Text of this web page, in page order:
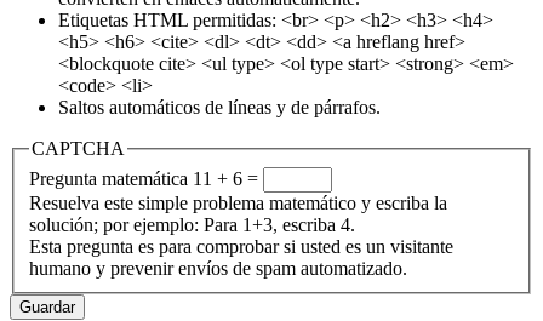
Etiquetas HTML permitidas: <br> <p> <h2> <h3> <h4>
<h5> <h6> <cite> <dl> <dt> <dd> <a hreflang href>
<blockquote cite> <ul type> <ol type start> <strong> <em>
<code> <li>
Saltos automáticos de líneas y de párrafos.
CAPTCHA
Pregunta matemática 11 + 6 =
Resuelva este simple problema matemático y escriba la
solución; por ejemplo: Para 1+3, escriba 4.
Esta pregunta es para comprobar si usted es un visitante
humano y prevenir envíos de spam automatizado.